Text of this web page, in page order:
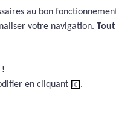
au bon
votre navigation.
!​
en cliquant ici.